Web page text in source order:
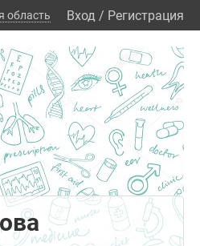
область Вход / Регистрация